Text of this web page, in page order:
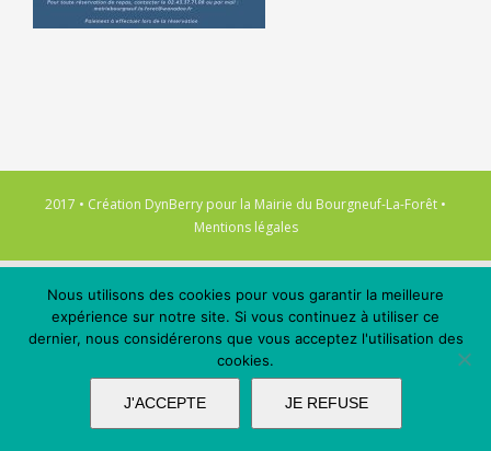
2017 • Création DynBerry pour la Mairie du Bourgneuf-La-Forêt •
Mentions légales
Nous utilisons des cookies pour vous garantir la meilleure
expérience sur notre site. Si vous continuez à utiliser ce
dernier, nous considérerons que vous acceptez l'utilisation des
cookies.
J'ACCEPTE JE REFUSE